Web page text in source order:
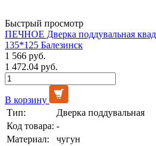
Быстрый просмотр
ПЕЧНОЕ Дверка поддувальная
135*125 Балезинск
1 566 руб.
1 472.04 руб.
В корзину
Тип:
Дверка поддувальная
Код товара: -
Материал:
чугун